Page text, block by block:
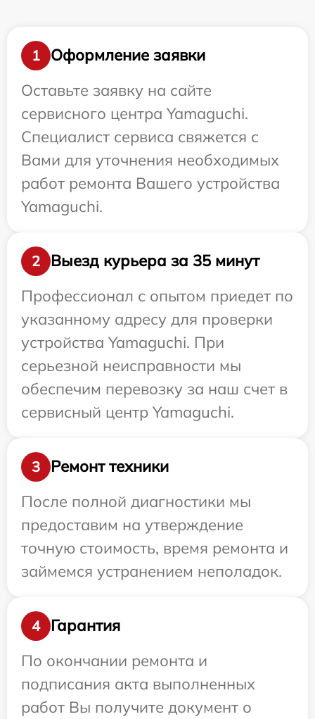
1
Оформление заявки
Оставьте заявку на сайте
сервисного центра Yamaguchi.
Специалист сервиса свяжется с
Вами для уточнения необходимых
работ ремонта Вашего устройства
Yamaguchi.
2
Выезд курьера за 35 минут
Профессионал с опытом приедет по
указанному адресу для проверки
устройства Yamaguchi. При
серьезной неисправности мы
обеспечим перевозку за наш счет в
сервисный центр Yamaguchi.
3
Ремонт техники
После полной диагностики мы
предоставим на утверждение
точную стоимость, время ремонта и
займемся устранением неполадок.
4
Гарантия
По окончании ремонта и
подписания акта выполненных
работ Вы получите документ о